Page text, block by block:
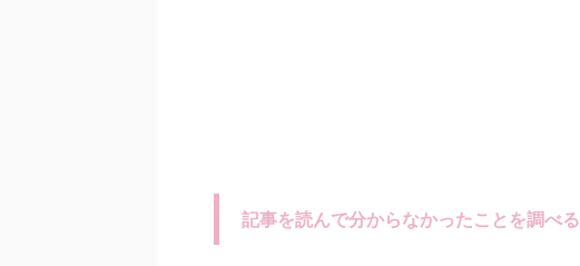
記事を読んで分からなかったことを調べる